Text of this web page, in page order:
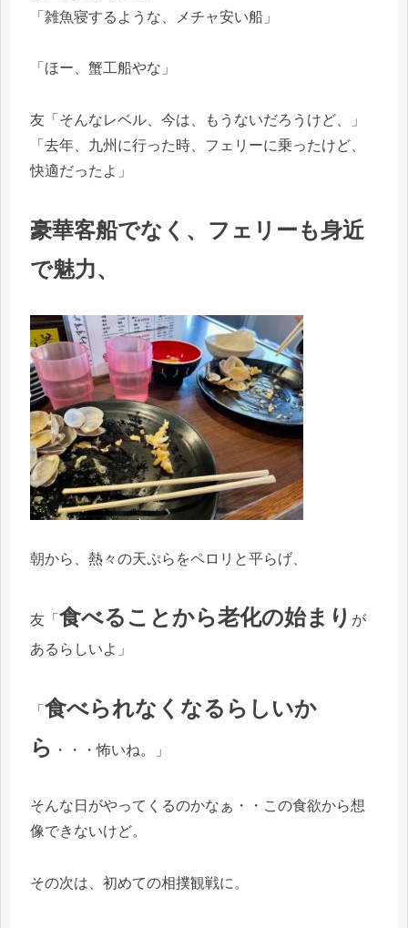
「雑魚寝するような、メチャ安い船」
「ほー、蟹工船やな」
友「そんなレベル、今は、もうないだろうけど、」
「去年、九州に行った時、フェリーに乗ったけど、
快適だったよ」
豪華客船でなく、フェリーも身近
で魅力、
朝から、熱々の天ぷらをペロリと平らげ、
友「 食べることから老化の始まり が
あるらしいよ」
「 食べられなくなるらしいか
ら ・・・怖いね。」
そんな日がやってくるのかなぁ・・この食欲から想
像できないけど。
その次は、初めての相撲観戦に。